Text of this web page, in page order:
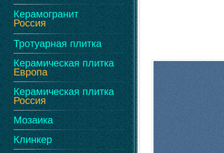
Керамогранит
Россия
Тротуарная плитка
Керамическая плитка
Европа
Керамическая плитка
Россия
Мозаика
Клинкер